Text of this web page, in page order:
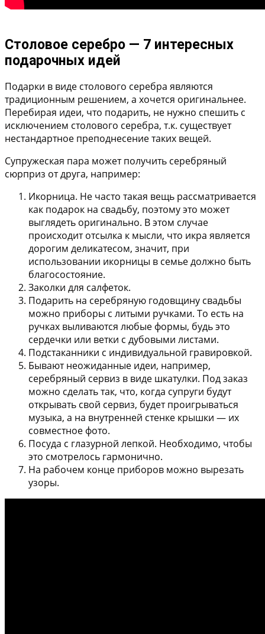
Столовое серебро — 7 интересных
подарочных идей
Подарки в виде столового серебра являются
традиционным решением, а хочется оригинальнее.
Перебирая идеи, что подарить, не нужно спешить с
исключением столового серебра, т.к. существует
нестандартное преподнесение таких вещей.
Супружеская пара может получить серебряный
сюрприз от друга, например:
Икорница. Не часто такая вещь рассматривается
как подарок на свадьбу, поэтому это может
выглядеть оригинально. В этом случае
происходит отсылка к мысли, что икра является
дорогим деликатесом, значит, при
использовании икорницы в семье должно быть
благосостояние.
Заколки для салфеток.
Подарить на серебряную годовщину свадьбы
можно приборы с литыми ручками. То есть на
ручках выливаются любые формы, будь это
сердечки или ветки с дубовыми листами.
Подстаканники с индивидуальной гравировкой.
Бывают неожиданные идеи, например,
серебряный сервиз в виде шкатулки. Под заказ
можно сделать так, что, когда супруги будут
открывать свой сервиз, будет проигрываться
музыка, а на внутренней стенке крышки — их
совместное фото.
Посуда с глазурной лепкой. Необходимо, чтобы
это смотрелось гармонично.
На рабочем конце приборов можно вырезать
узоры.